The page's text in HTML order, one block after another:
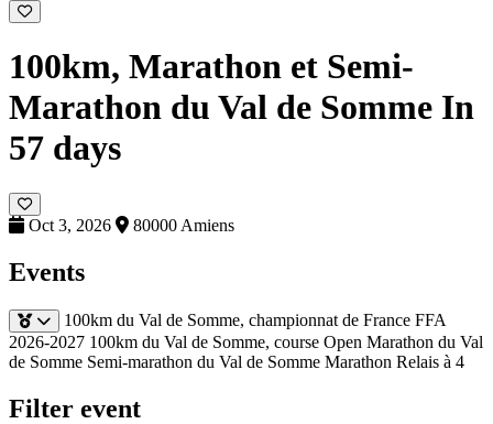
100km, Marathon et Semi-
Marathon du Val de Somme In
57 days
Oct 3, 2026 80000 Amiens
Events
100km du Val de Somme, championnat de France FFA
2026-2027 100km du Val de Somme, course Open Marathon du Val
de Somme Semi-marathon du Val de Somme Marathon Relais à 4
Filter event